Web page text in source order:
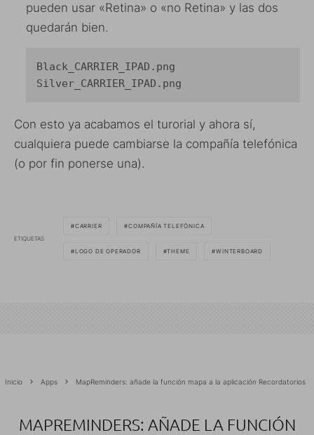
pueden usar «Retina» o «no Retina» y las dos
quedarán bien.
Black_CARRIER_IPAD.png
Silver_CARRIER_IPAD.png
Con esto ya acabamos el turorial y ahora sí,
cualquiera puede cambiarse la compañía telefónica
(o por fin ponerse una).
ETIQUETAS
CARRIER COMPAÑÍA TELEFÓNICA
LOGO DE OPERADOR THEME WINTERBOARD
Inicio Apps MapReminders: añade la función mapa a la aplicación Recordatorios
MAPREMINDERS: AÑADE LA FUNCIÓN